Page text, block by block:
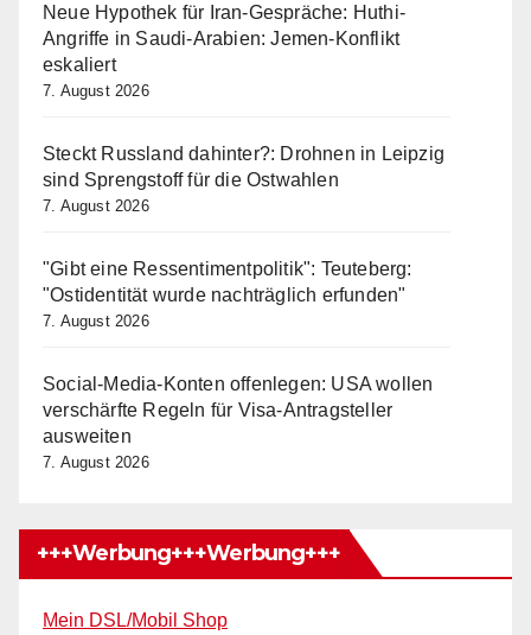
Neue Hypothek für Iran-Gespräche: Huthi-
Angriffe in Saudi-Arabien: Jemen-Konflikt
eskaliert
7. August 2026
Steckt Russland dahinter?: Drohnen in Leipzig
sind Sprengstoff für die Ostwahlen
7. August 2026
"Gibt eine Ressentimentpolitik": Teuteberg:
"Ostidentität wurde nachträglich erfunden"
7. August 2026
Social-Media-Konten offenlegen: USA wollen
verschärfte Regeln für Visa-Antragsteller
ausweiten
7. August 2026
+++Werbung+++Werbung+++
Mein DSL/Mobil Shop